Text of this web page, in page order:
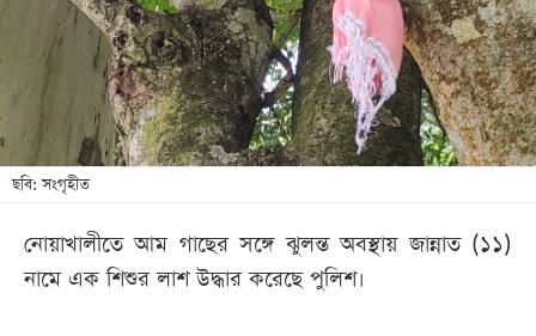
খেলা
বিনোদন
লাইফ
স্টাইল
শিক্ষা
সব
বিভাগ
ছবি: সংগৃহীত
নোয়াখালীতে আম গাছের সঙ্গে ঝুলন্ত অবস্থায় জান্নাত (১১)
নামে এক শিশুর লাশ উদ্ধার করেছে পুলিশ।